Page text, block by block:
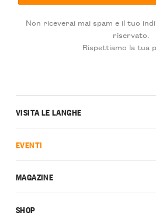
Non riceverai mai spam e il tuo
riservato.
Rispettiamo la tua
VISITA LE LANGHE
EVENTI
MAGAZINE
SHOP